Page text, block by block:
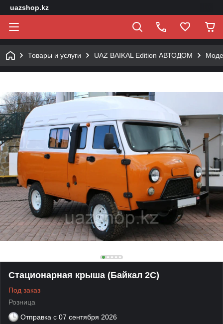
uazshop.kz
Товары и услуги UAZ BAIKAL Edition АВТОДОМ
Стационарная крыша (Байкал 2С)
Под заказ
Розница
Отправка с 07 сентября 2026